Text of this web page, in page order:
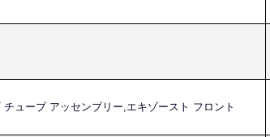
ューブ アッセンブリー,エキゾースト フロント